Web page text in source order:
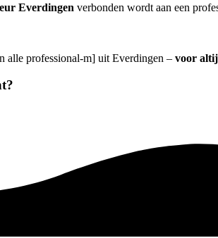
Everdingen verbonden wordt aan een
alle professional-m] uit Everdingen – voor